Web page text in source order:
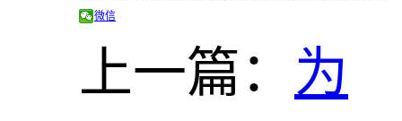
微信
上一篇： 为